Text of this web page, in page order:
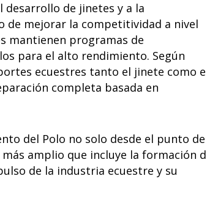
desarrollo de jinetes y a la
de mejorar la competitividad a nivel
mantienen programas de
para el alto rendimiento. Según
ecuestres tanto el jinete como
completa basada en
del Polo no solo desde el punto de
amplio que incluye la formación
de la industria ecuestre y su